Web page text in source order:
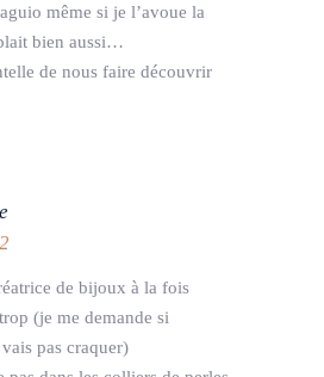
même si je l’avoue la
bien aussi…
de nous faire découvrir
de bijoux à la fois
(je me demande si
pas craquer)